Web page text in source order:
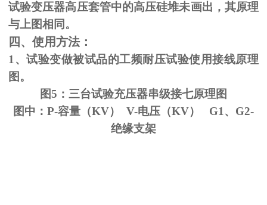
试验变压器高压套管中的高压硅堆未画出，其原理
与上图相同。
四、使用方法：
1、试验变做被试品的工频耐压试验使用接线原理
图。
图5：三台试验充压器串级接七原理图
图中：P-容量（KV） V-电压（KV） G1、G2-
绝缘支架